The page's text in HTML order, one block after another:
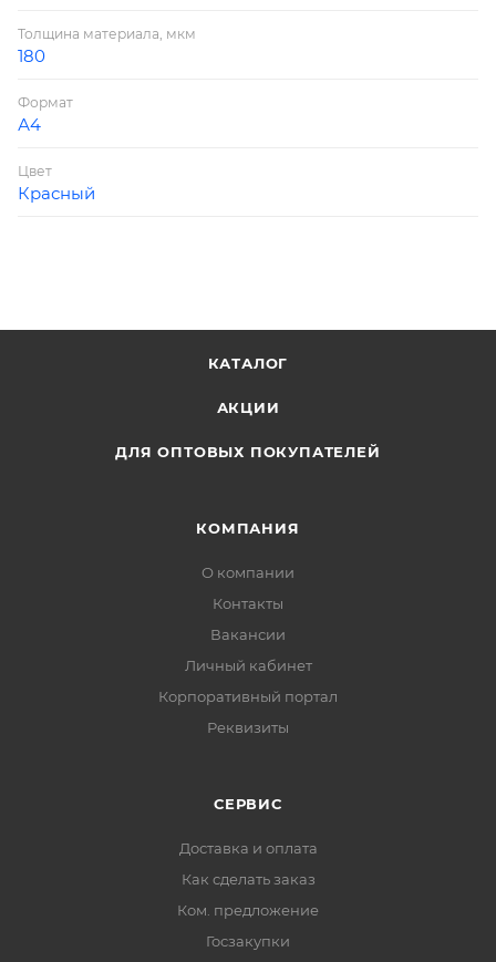
Толщина материала, мкм
180
Формат
А4
Цвет
Красный
КАТАЛОГ
АКЦИИ
ДЛЯ ОПТОВЫХ ПОКУПАТЕЛЕЙ
КОМПАНИЯ
О компании
Контакты
Вакансии
Личный кабинет
Корпоративный портал
Реквизиты
СЕРВИС
Доставка и оплата
Как сделать заказ
Ком. предложение
Госзакупки